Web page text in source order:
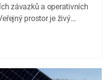
závazků a operativních
prostor je živý
i rychlou reakci,